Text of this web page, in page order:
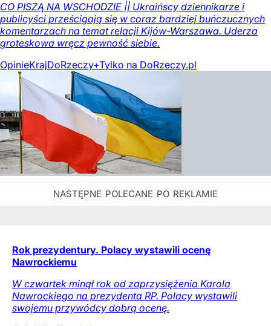
CO PISZĄ NA WSCHODZIE || Ukraińscy dziennikarze i
publicyści prześcigają się w coraz bardziej buńczucznych
komentarzach na temat relacji Kijów-Warszawa. Uderza
groteskowa wręcz pewność siebie.
OpinieKrajDoRzeczy+Tylko na DoRzeczy.pl
Rok prezydentury. Polacy wystawili ocenę
Nawrockiemu
W czwartek minął rok od zaprzysiężenia Karola
Nawrockiego na prezydenta RP. Polacy wystawili
swojemu przywódcy dobrą ocenę.